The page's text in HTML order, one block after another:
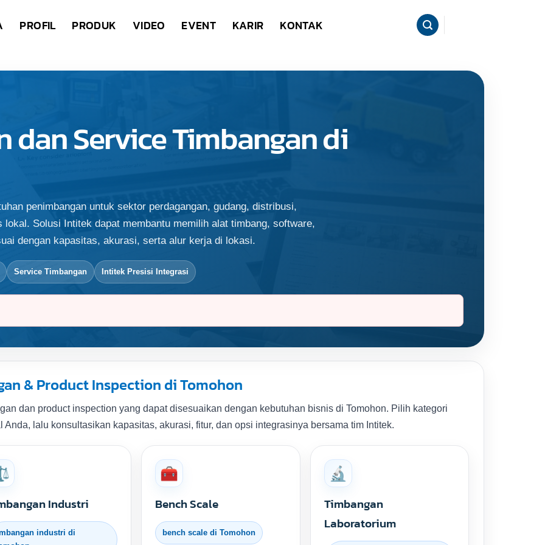
PROFIL PRODUK VIDEO EVENT KARIR KONTAK
dan Service Timbangan di
penimbangan untuk sektor perdagangan, gudang, distribusi,
Solusi Intitek dapat membantu memilih alat timbang, software,
dengan kapasitas, akurasi, serta alur kerja di lokasi.
Service Timbangan Intitek Presisi Integrasi
& Product Inspection di Tomohon
dan product inspection yang dapat disesuaikan dengan kebutuhan bisnis di Tomohon. Pilih kategori
lalu konsultasikan kapasitas, akurasi, fitur, dan opsi integrasinya bersama tim Intitek.
Industri
industri di
🧰
Bench Scale
bench scale di Tomohon
🔬
Timbangan
Laboratorium